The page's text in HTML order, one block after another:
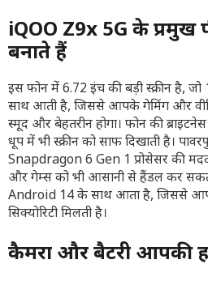
iQOO Z9x 5G के प्रमुख
बनाते हैं
इस फोन में 6.72 इंच की बड़ी स्क्रीन है, जो
साथ आती है, जिससे आपके गेमिंग और
स्मूद और बेहतरीन होगा। फोन की
धूप में भी स्क्रीन को साफ दिखाती है।
Snapdragon 6 Gen 1 प्रोसेसर की
और गेम्स को भी आसानी से हैंडल कर
Android 14 के साथ आता है, जिससे
सिक्योरिटी मिलती है।
कैमरा और बैटरी आपकी